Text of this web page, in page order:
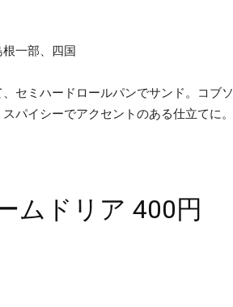
一部、四国
セミハードロールパンでサンド。コブソ
パイシーでアクセントのある仕立てに。
ムドリア 400円